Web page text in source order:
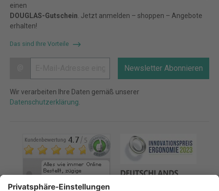
einen
DOUGLAS-Gutschein . Jetzt anmelden – shoppen – Angebote
erhalten!
Das sind Ihre Vorteile
Newsletter Abonnieren
Wir verarbeiten Ihre Daten gemäß unserer
Datenschutzerklärung